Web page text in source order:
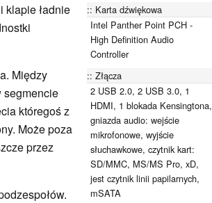
klapie ładnie
Między
segmencie
któregoś z
Może poza
przez
Karta dźwiękowa
Intel Panther Point PCH -
High Definition Audio
Controller
Złącza
2 USB 2.0, 2 USB 3.0, 1
HDMI, 1 blokada Kensingtona,
gniazda audio: wejście
mikrofonowe, wyjście
słuchawkowe, czytnik kart:
SD/MMC, MS/MS Pro, xD,
jest czytnik linii papilarnych,
mSATA